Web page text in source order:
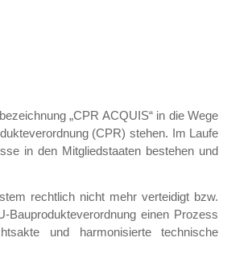
„CPR ACQUIS“ in die Wege
(CPR) stehen. Im Laufe
in den Mitgliedstaaten bestehen und
rechtlich nicht mehr verteidigt bzw.
einen Prozess
und harmonisierte technische